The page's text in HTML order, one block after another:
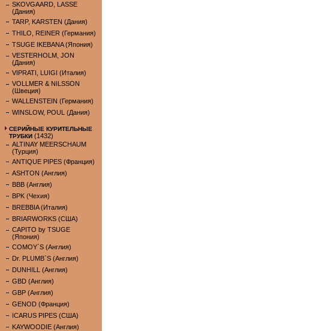
SKOVGAARD, LASSE
(Дания)
TARP, KARSTEN (Дания)
THILO, REINER (Германия)
TSUGE IKEBANA (Япония)
VESTERHOLM, JON
(Дания)
VIPRATI, LUIGI (Италия)
VOLLMER & NILSSON
(Швеция)
WALLENSTEIN (Германия)
WINSLOW, POUL (Дания)
СЕРИЙНЫЕ КУРИТЕЛЬНЫЕ
ТРУБКИ (1432)
ALTINAY MEERSCHAUM
(Турция)
ANTIQUE PIPES (Франция)
ASHTON (Англия)
BBB (Англия)
BPK (Чехия)
BREBBIA (Италия)
BRIARWORKS (США)
CAPITO by TSUGE
(Япония)
COMOY`S (Англия)
Dr. PLUMB`S (Англия)
DUNHILL (Англия)
GBD (Англия)
GBP (Англия)
GENOD (Франция)
ICARUS PIPES (США)
KAYWOODIE (Англия)